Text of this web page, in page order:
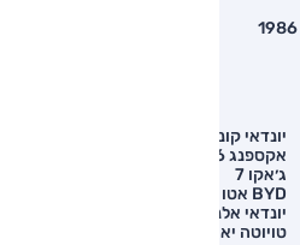
יונדאי קונה
אקספנג G6
ג׳אקו 7
BYD אטו 3
יונדאי אלנטרה
טויוטה יאריס קרוס